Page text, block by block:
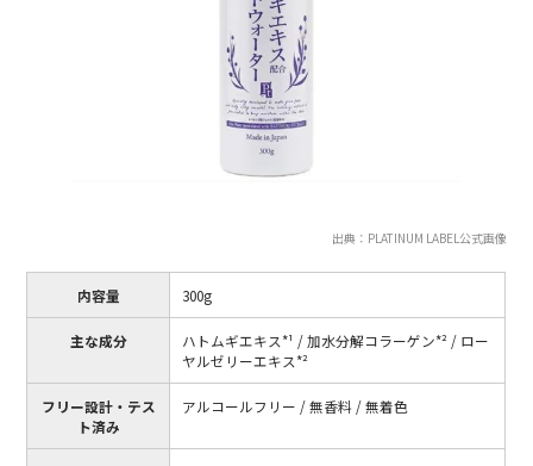
出典：PLATINUM LABEL公式画像
内容量 300g
主な成分
ハトムギエキス*¹ / 加水分解コラーゲン*² / ロー
ヤルゼリーエキス*²
フリー設計・テス
ト済み
アルコールフリー / 無香料 / 無着色